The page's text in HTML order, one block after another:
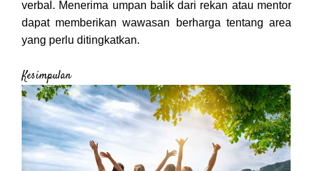
verbal. Menerima umpan balik dari rekan atau mentor
dapat memberikan wawasan berharga tentang area
yang perlu ditingkatkan.
Kesimpulan